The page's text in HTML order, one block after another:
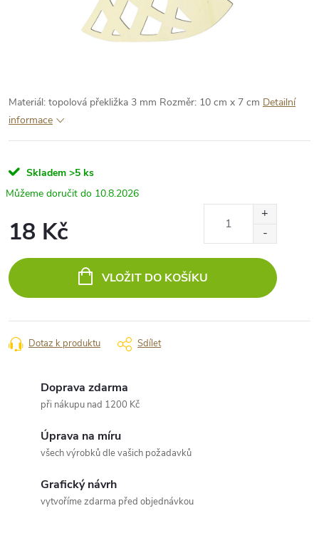
Materiál: topolová překližka 3 mm Rozměr: 10 cm x 7 cm Detailní
informace
Skladem >5 ks
10.8.2026
18 Kč
cena:
VLOŽIT DO KOŠÍKU
Dotaz k produktu Sdílet
Doprava zdarma
při nákupu nad 1200 Kč
Úprava na míru
všech výrobků dle vašich požadavků
Grafický návrh
vytvoříme zdarma před objednávkou